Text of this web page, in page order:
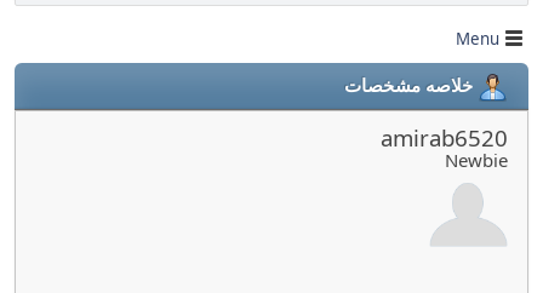
Menu
خلاصه مشخصات
amirab6520
Newbie